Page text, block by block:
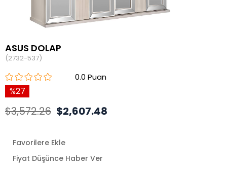
ASUS DOLAP
(2732-537)
0.0
27
$3,572.26 $2,607.48
Favorilere Ekle
Fiyat Düşünce Haber Ver